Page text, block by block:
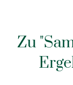
Zu